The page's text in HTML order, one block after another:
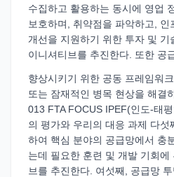
수집하고 활용하는 동시에 영업
보호하며, 취약점을 파악하고,
개선을 지원하기 위한 투자 및
이니셔티브를 추진한다. 또한 공
향상시키기 위한 공동 프레임워
또는 잠재적인 병목 현상을 해결
013 FTA FOCUS IPEF(인도-태
의 평가와 우리의 대응 과제 다섯
하여 핵심 분야의 공급망에서 충
는데 필요한 훈련 및 개발 기회에
브를 추진한다. 여섯째, 공급망